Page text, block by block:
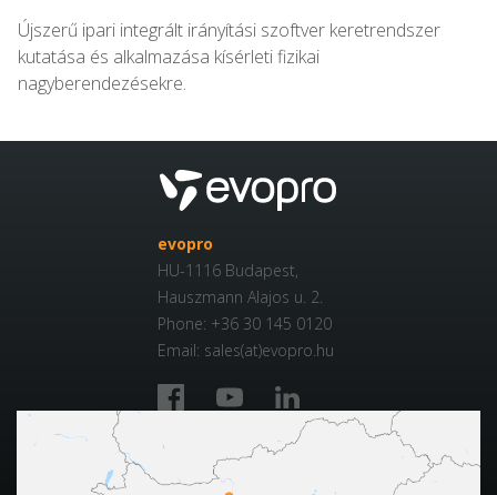
Újszerű ipari integrált irányítási szoftver keretrendszer
kutatása és alkalmazása kísérleti fizikai
nagyberendezésekre.
evopro
HU-1116 Budapest,
Hauszmann Alajos u. 2.
Phone: +36 30 145 0120
Email: sales(at)evopro.hu